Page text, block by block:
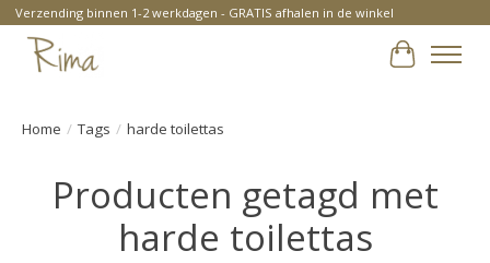
Verzending binnen 1-2 werkdagen - GRATIS afhalen in de winkel
Home / Tags / harde toilettas
Producten getagd met
harde toilettas